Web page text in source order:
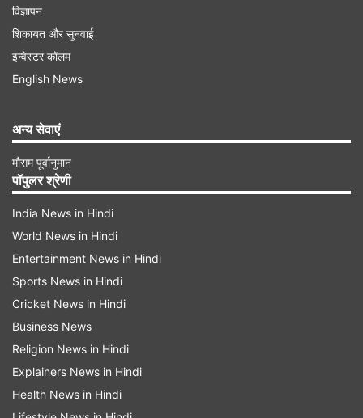
देसी ब्लिंग
यह एक रियलिटी सीरीज है, जो दुबई में रहने वाले अमीर और
विज्ञापन
शिकायत और सुनवाई
इन्वेस्टर कॉलम
English News
अन्य सेवाएं
मौसम पूर्वानुमान
पॉपुलर श्रेणी
India News in Hindi
World News in Hindi
Entertainment News in Hindi
Sports News in Hindi
Cricket News in Hindi
Business News
Religion News in Hindi
Explainers News in Hindi
Health News in Hindi